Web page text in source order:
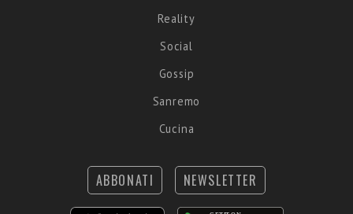
Reality
Social
Gossip
Sanremo
Cucina
ABBONATI NEWSLETTER